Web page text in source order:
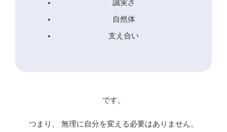
誠実さ
自然体
支え合い
です。
つまり、 無理に自分を変える必要はありません。